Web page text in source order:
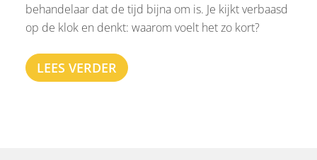
behandelaar dat de tijd bijna om is. Je kijkt verbaasd
op de klok en denkt: waarom voelt het zo kort?
LEES VERDER